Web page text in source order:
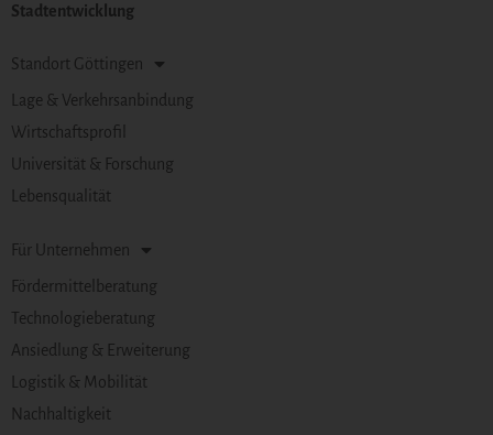
Stadtentwicklung
Standort Göttingen
Lage & Verkehrsanbindung
Wirtschaftsprofil
Universität & Forschung
Lebensqualität
Für Unternehmen
Fördermittelberatung
Technologieberatung
Ansiedlung & Erweiterung
Logistik & Mobilität
Nachhaltigkeit